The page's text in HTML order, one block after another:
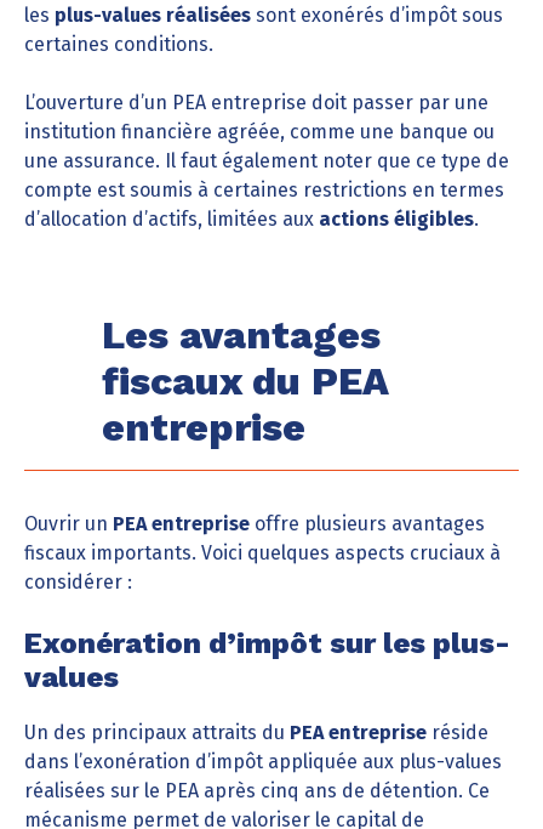
les plus-values réalisées sont exonérés d’impôt sous
certaines conditions.
L’ouverture d’un PEA entreprise doit passer par une
institution financière agréée, comme une banque ou
une assurance. Il faut également noter que ce type de
compte est soumis à certaines restrictions en termes
d’allocation d’actifs, limitées aux actions éligibles.
Les avantages
fiscaux du PEA
entreprise
Ouvrir un PEA entreprise offre plusieurs avantages
fiscaux importants. Voici quelques aspects cruciaux à
considérer :
Exonération d’impôt sur les plus-
values
Un des principaux attraits du PEA entreprise réside
dans l’exonération d’impôt appliquée aux plus-values
réalisées sur le PEA après cinq ans de détention. Ce
mécanisme permet de valoriser le capital de